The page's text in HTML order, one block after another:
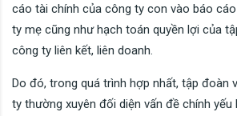
cáo tài chính của công ty con vào báo
ty mẹ cũng như hạch toán quyền lợi của
công ty liên kết, liên doanh.
Do đó, trong quá trình hợp nhất, tập đoàn
ty thường xuyên đối diện vấn đề chính yếu